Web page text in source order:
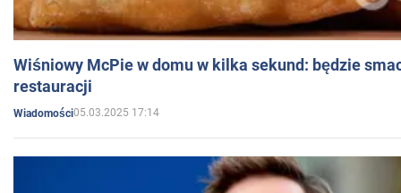
Wiśniowy McPie w domu w kilka sekund: będzie
restauracji
Wiadomości05.03.2025 17:14